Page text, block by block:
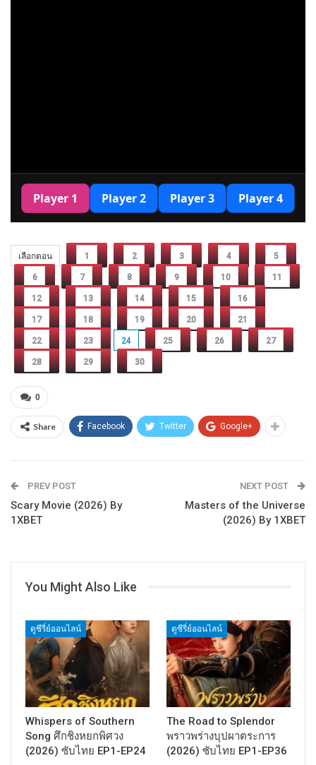
เลือกตอน 1 2 3 4 5
6 7 8 9 10 11
12 13 14 15 16
17 18 19 20 21
22 23 24 25 26 27
28 29 30
0
Share Facebook Twitter Google+
PREV POST
Scary Movie (2026) By
1XBET
NEXT POST
Masters of the Universe
(2026) By 1XBET
You Might Also Like
ดูซีรี่ย์ออนไลน์
Whispers of Southern
Song ศึกชิงหยกพิศวง
(2026) ซับไทย EP1-EP24
ดูซีรี่ย์ออนไลน์
The Road to Splendor
พราวพร่างบุปผาตระการ
(2026) ซับไทย EP1-EP36